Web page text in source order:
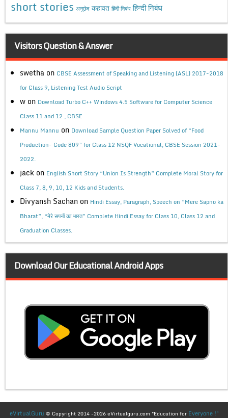
short stories अनुछेद कहावत हिंदी निबंध हिन्दी निबंध
Visitors Question & Answer
swetha on CBSE Assessment of Speaking and Listening (ASL) 2017-2018
for Class 9, Listening Test Audio Script
w on Download Turbo C++ Windows 4.5 Software for Computer Science
Class 11 and 12 , CBSE
Mannu Mannu on Download Sample Question Paper Solved of “Food
Production- Code 809” for Class 12 NSQF Vocational, CBSE Session 2021-
2022.
jack on English Short Story “Union Is Strength” Complete Moral Story for
Class 7, 8, 9, 10, 12 Kids and Students.
Divyansh Sachan on Hindi Essay, Paragraph, Speech on “Mere Sapno ka
Bharat”, “मेरे सपनों का भारत” Complete Hindi Essay for Class 10, Class 12 and
Graduation Classes.
Download Our Educational Android Apps
eVirtualGuru © Copyright 2014 -2026 eVirtualguru.com "Education for Everyone !"